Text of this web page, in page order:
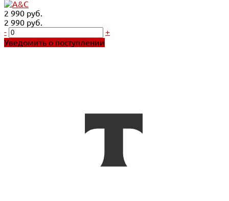
2 990 руб.
2 990 руб.
-
+
Уведомить о поступлении